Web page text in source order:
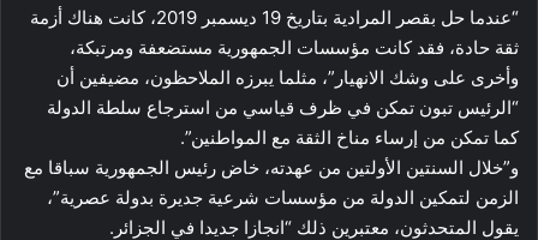
“عندما حل بقصر المرادية بتاريخ 19 ديسمبر 2019، كانت هناك أزمة
ثقة حادة، فقد كانت مؤسسات الجمهورية مستضعفة ومرتبكة،
وأخرى على وشك الانهيار”، مثلما يبرزه الملاحظون، مضيفين أن
“الرئيس تبون تمكن في ظرف قياسي من استرجاع سلطة الدولة
كما تمكن من إرساء مناخ الثقة مع المواطنين”.
و”خلال السنتين الأولتين من عهدته، خاض رئيس الجمهورية سباقا مع
الزمن لتمكين الدولة من مؤسسات شرعية جديرة بدولة عصرية”،
يقول المتحدثون، معتبرين ذلك “انجازا جديدا في الجزائر.